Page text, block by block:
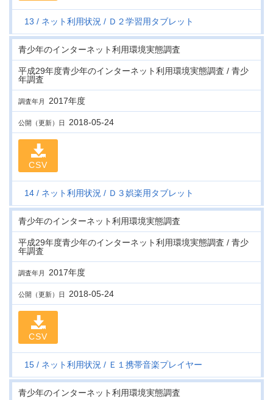
13 ネット利用状況 Ｄ２学習用タブレット
青少年のインターネット利用環境実態調査
平成29年度青少年のインターネット利用環境実態調査 / 青少
年調査
調査年月 2017年度
公開（更新）日 2018-05-24
CSV
14 ネット利用状況 Ｄ３娯楽用タブレット
青少年のインターネット利用環境実態調査
平成29年度青少年のインターネット利用環境実態調査 / 青少
年調査
調査年月 2017年度
公開（更新）日 2018-05-24
CSV
15 ネット利用状況 Ｅ１携帯音楽プレイヤー
青少年のインターネット利用環境実態調査